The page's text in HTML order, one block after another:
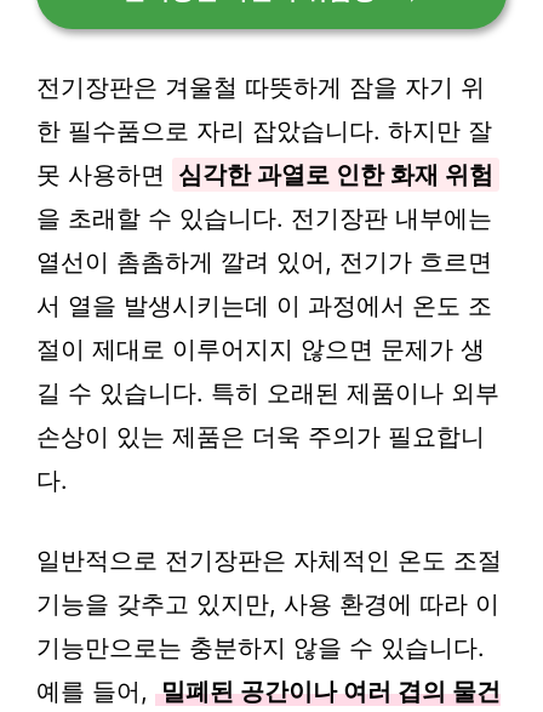
전기장판은 겨울철 따뜻하게 잠을 자기 위
한 필수품으로 자리 잡았습니다. 하지만 잘
못 사용하면
심각한 과열로 인한 화재 위험
을 초래할 수 있습니다. 전기장판 내부에는
열선이 촘촘하게 깔려 있어, 전기가 흐르면
서 열을 발생시키는데 이 과정에서 온도 조
절이 제대로 이루어지지 않으면 문제가 생
길 수 있습니다. 특히 오래된 제품이나 외부
손상이 있는 제품은 더욱 주의가 필요합니
다.
일반적으로 전기장판은 자체적인 온도 조절
기능을 갖추고 있지만, 사용 환경에 따라 이
기능만으로는 충분하지 않을 수 있습니다.
예를 들어, 밀폐된 공간이나 여러 겹의 물건